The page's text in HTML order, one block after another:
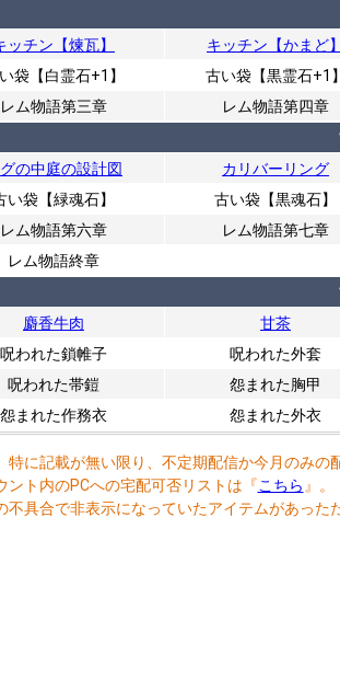
ッチン【煉瓦】
キッチン【かまど
袋【白霊石+1】
古い袋【黒霊石+1
レム物語第三章
レム物語第四章
の中庭の設計図
カリバーリング
い袋【緑魂石】
古い袋【黒魂石】
レム物語第六章
レム物語第七章
レム物語終章
麝香牛肉
甘茶
呪われた鎖帷子
呪われた外套
呪われた帯鎧
怨まれた胸甲
怨まれた作務衣
怨まれた外衣
特に記載が無い限り、不定期配信か今月のみの
ント内のPCへの宅配可否リストは『こちら 』。
不具合で非表示になっていたアイテムがあっ